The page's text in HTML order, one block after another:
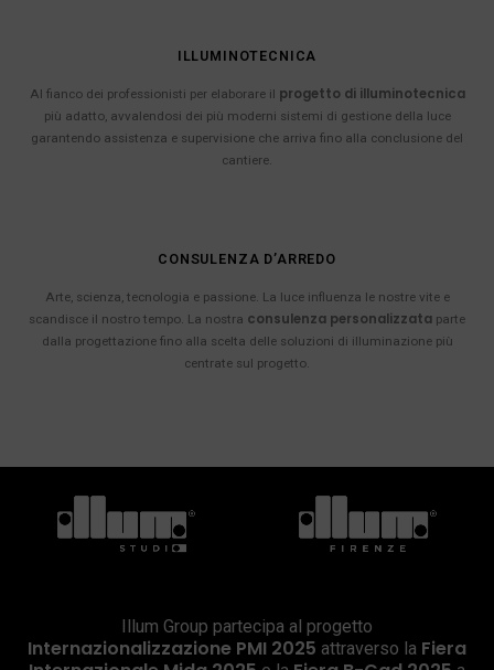
ILLUMINOTECNICA
Al fianco dei professionisti per elaborare il progetto di illuminotecnica
più adatto, avvalendosi dei più moderni sistemi di gestione della luce
garantendo assistenza e supervisione che arriva fino alla conclusione del
cantiere.
CONSULENZA D’ARREDO
Arte, scienza, tecnologia e passione. La luce influenza le nostre vite e
scandisce il nostro tempo. La nostra consulenza personalizzata parte
dalla progettazione fino alla scelta delle soluzioni di illuminazione più
centrate sul progetto.
Illum Group partecipa al progetto
Internazionalizzazione PMI 2025 attraverso la Fiera